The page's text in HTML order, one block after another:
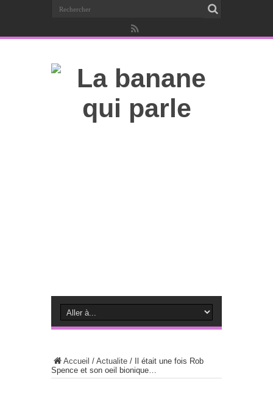
Accueil / Actualite /
Il était une fois Rob
Spence et son oeil bionique…